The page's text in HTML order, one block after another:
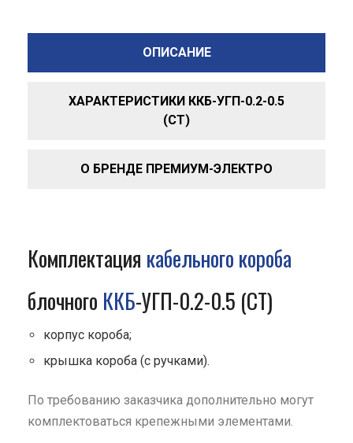
ОПИСАНИЕ
ХАРАКТЕРИСТИКИ ККБ-УГП-0.2-0.5
(СТ)
О БРЕНДЕ ПРЕМИУМ-ЭЛЕКТРО
Комплектация кабельного короба
блочного ККБ-УГП-0.2-0.5 (СТ)
корпус короба;
крышка короба (с ручками).
По требованию заказчика дополнительно могут
комплектоваться крепежными элементами.